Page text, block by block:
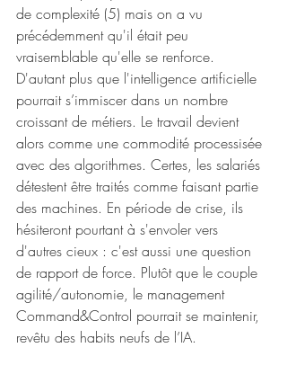
de complexité (5) mais on a vu
précédemment qu'il était peu
vraisemblable qu'elle se renforce.
D'autant plus que l'intelligence artificielle
pourrait s’immiscer dans un nombre
croissant de métiers. Le travail devient
alors comme une commodité processisée
avec des algorithmes. Certes, les salariés
détestent être traités comme faisant partie
des machines. En période de crise, ils
hésiteront pourtant à s'envoler vers
d'autres cieux : c'est aussi une question
de rapport de force. Plutôt que le couple
agilité/autonomie, le management
Command&Control pourrait se maintenir,
revêtu des habits neufs de l’IA.